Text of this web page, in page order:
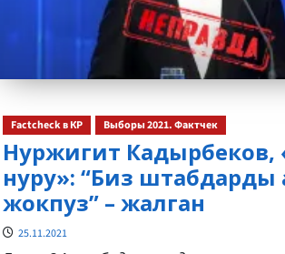
Factcheck в КР Выборы 2021. Фактчек
Нуржигит
нуру»: “Биз штабдарды
жокпуз” – жалган
25.11.2021